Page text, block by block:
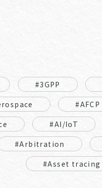
#3GPP
#AFCP
#AI/IoT
#Arbitration
#Asset tracing